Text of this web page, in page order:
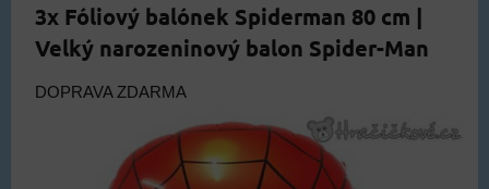
3x Fóliový balónek Spiderman 80 cm |
Velký narozeninový balon Spider-Man
DOPRAVA ZDARMA